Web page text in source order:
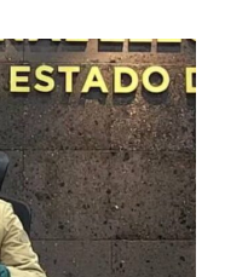
y sitio
la próxima vez que